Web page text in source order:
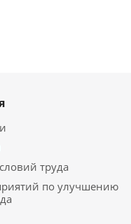
труда
по улучшению